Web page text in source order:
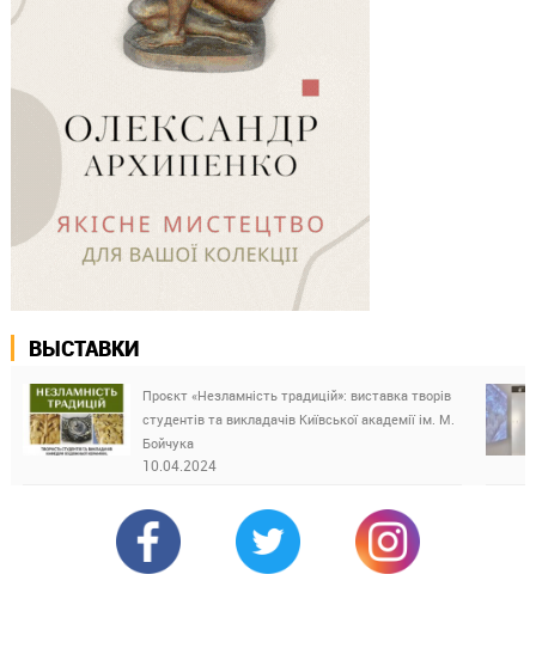
ВЫСТАВКИ
Проєкт «Незламність традицій»: виставка творів
студентів та викладачів Київської академії ім. М.
Бойчука
10.04.2024